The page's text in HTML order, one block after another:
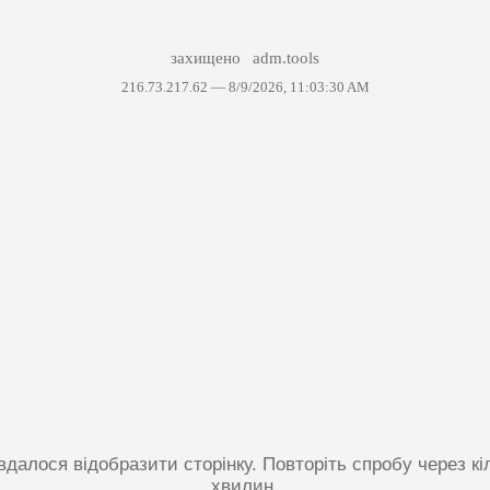
захищено adm.tools
216.73.217.62 — 8/9/2026, 11:03:30 AM
відобразити сторінку. Повторіть спробу через